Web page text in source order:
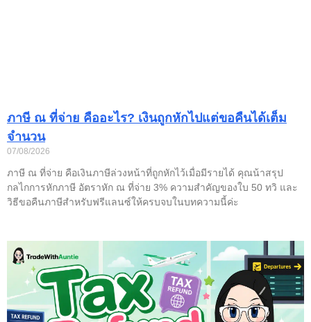
ภาษี ณ ที่จ่าย คืออะไร? เงินถูกหักไปแต่ขอคืนได้เต็ม
จำนวน
07/08/2026
ภาษี ณ ที่จ่าย คือเงินภาษีล่วงหน้าที่ถูกหักไว้เมื่อมีรายได้ คุณน้าสรุป
กลไกการหักภาษี อัตราหัก ณ ที่จ่าย 3% ความสำคัญของใบ 50 ทวิ และ
วิธีขอคืนภาษีสำหรับฟรีแลนซ์ให้ครบจบในบทความนี้ค่ะ